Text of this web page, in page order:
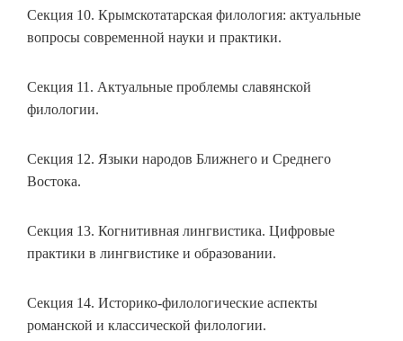
Секция 10. Крымскотатарская филология: актуальные
вопросы современной науки и практики.
Секция 11. Актуальные проблемы славянской
филологии.
Секция 12. Языки народов Ближнего и Среднего
Востока.
Секция 13. Когнитивная лингвистика. Цифровые
практики в лингвистике и образовании.
Секция 14. Историко-филологические аспекты
романской и классической филологии.